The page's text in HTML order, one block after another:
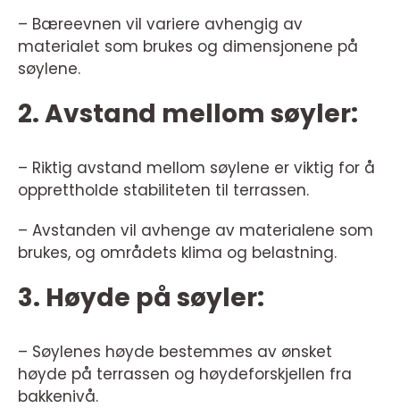
– Bæreevnen vil variere avhengig av
materialet som brukes og dimensjonene på
søylene.
2. Avstand mellom søyler:
– Riktig avstand mellom søylene er viktig for å
opprettholde stabiliteten til terrassen.
– Avstanden vil avhenge av materialene som
brukes, og områdets klima og belastning.
3. Høyde på søyler:
– Søylenes høyde bestemmes av ønsket
høyde på terrassen og høydeforskjellen fra
bakkenivå.